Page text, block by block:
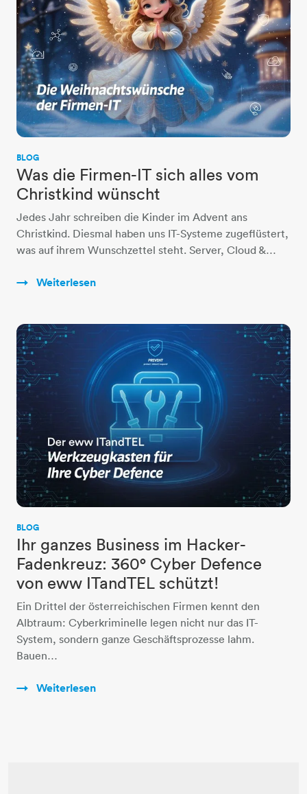
BLOG
Was die Firmen-IT sich alles vom
Christkind wünscht
Jedes Jahr schreiben die Kinder im Advent ans
Christkind. Diesmal haben uns IT-Systeme zugeflüstert,
was auf ihrem Wunschzettel steht. Server, Cloud &…
Weiterlesen
BLOG
Ihr ganzes Business im Hacker-
Fadenkreuz: 360° Cyber Defence
von eww ITandTEL schützt!
Ein Drittel der österreichischen Firmen kennt den
Albtraum: Cyberkriminelle legen nicht nur das IT-
System, sondern ganze Geschäftsprozesse lahm.
Bauen…
Weiterlesen